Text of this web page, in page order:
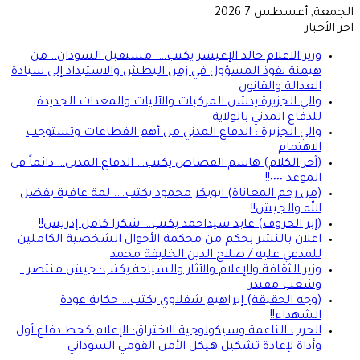
الجمعة, أغسطس 7 2026
اخر الأخبار
وزير الاعلام خالد الإعيسر يكتب…. مستقبل السودان.. من
هيمنة نفوذ المسؤول في زمن البطش والاستبداد إلى سيادة
العدالة والقانون
والي الجزيرة يدشن المركبات والآليات والمعدات الجديدة
للدفاع المدني بالولاية
والي الجزيرة : الدفاع المدني من أهم القطاعات وتستوجب
الاهتمام
(آخر الكلام) هاشم القصاص يكتب… الدفاع المدني… دائماً في
الموعد ٠٠٠٠!!
(من رحم المعاناة) ابوبكر محمود يكتب…. لمة عافية بفضل
الله والجيش!!
(إبر الحروف) عابد سيداحمد يكتب… شكرا كامل إدريس!!
اعلان بالنشر بحكم من محكمة الأحوال الشخصية الكاملين
للمدعي عليه / صلاح الدين الخليفة محمد
وزير الثقافة والإعلام والآثار والسياحة يكتب: جيش منتصر..
وشعب مقتدر
(وجه الحقيقة) إبراهيم شقلاوي يكتب… حكاية عودة
الشهداء!!
الحرب الناعمة وسيكولوجية الاختراق: الإعلام كخط دفاع أول
وأداة لإعادة تشكيل هيكل الأمن القومي السوداني